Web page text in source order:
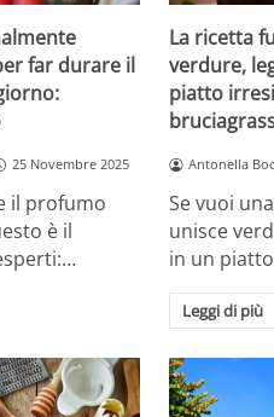
far durare il
25 Novembre 2025
il profumo
è il
La ricetta
verdure,
piatto
Antonella
Se vuoi
unisce
in un
Leggi di più